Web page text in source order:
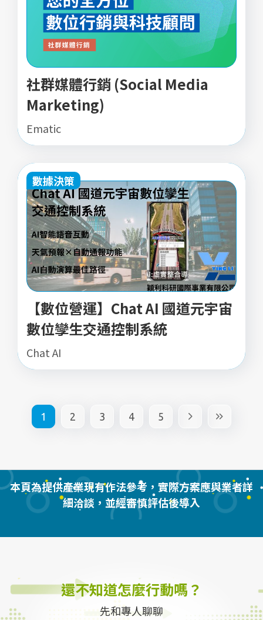
社群媒體行銷 (Social Media
Marketing)
Ematic
數據決策
【數位營運】Chat AI 國道元宇宙
數位孿生交通控制系統
Chat AI
1 2 3 4 5
本頁為提供產業現有作法參考，實際方案應與業者詳
細洽談，並經審慎評估後導入
還不知道怎麼行動嗎？
先和專人聊聊